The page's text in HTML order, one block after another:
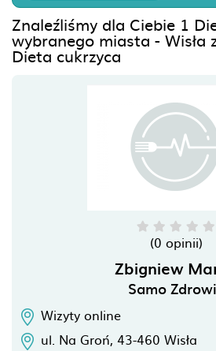
Znaleźliśmy dla Ciebie 1
wybranego miasta - Wisła
Dieta cukrzyca
(0 opinii)
Zbigniew
Samo
Wizyty online
ul. Na Groń, 43-460 Wisła